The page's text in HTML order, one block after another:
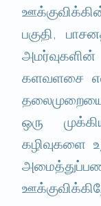
பகுதி,
களவளசை
ஒரு
கழிவுகளை